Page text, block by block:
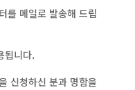
를 메일로 발송해 드립
됩니다.
신청하신 분과 명함을